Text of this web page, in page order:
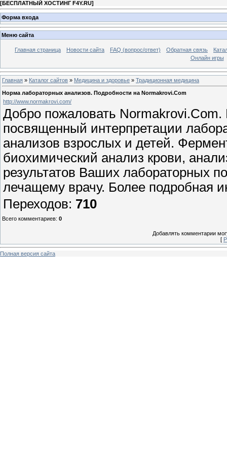
[БЕСПЛАТНЫЙ ХОСТИНГ F4Y.RU]
Форма входа
Меню сайта
Главная страница Новости сайта FAQ (вопрос/ответ) Обратная связь
Онлайн игры
Главная » Каталог сайтов » Медицина и здоровье » Традиционная медицина
Норма лабораторных анализов. Подробности на Normakrovi.Com
http://www.normakrovi.com/
Добро пожаловать
посвященный интерпретации
анализов взрослых и детей.
биохимический анализ крови,
результатов Ваших лабораторных
лечащему врачу. Более подробная
Переходов: 710
Всего комментариев: 0
Добавлять комментарии
[
Полная версия сайта